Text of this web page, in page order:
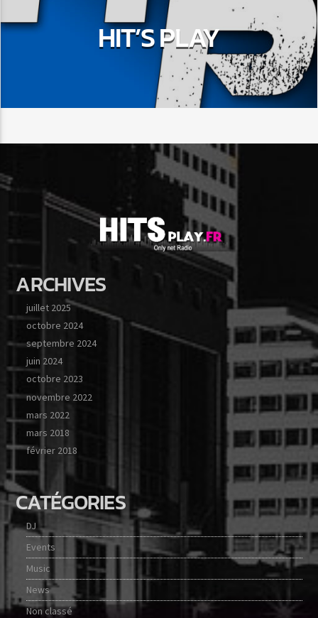
HIT’S PLAY
ARCHIVES
juillet 2025
octobre 2024
septembre 2024
juin 2024
octobre 2023
novembre 2022
mars 2022
mars 2018
février 2018
CATÉGORIES
DJ
Events
Music
News
Non classé